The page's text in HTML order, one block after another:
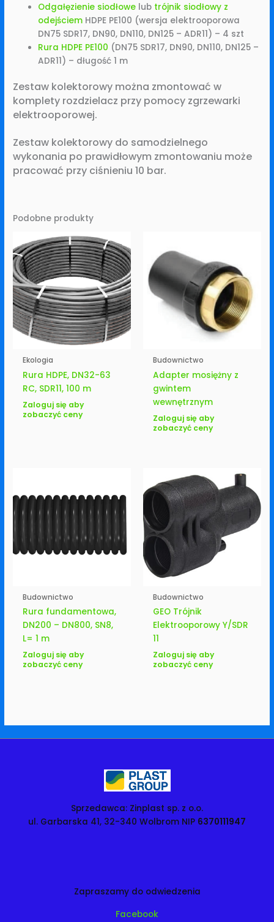
Odgałęzienie siodłowe lub trójnik siodłowy z
odejściem HDPE PE100 (wersja elektrooporowa
DN75 SDR17, DN90, DN110, DN125 – ADR11) – 4 szt
Rura HDPE PE100 (DN75 SDR17, DN90, DN110, DN125 –
ADR11) – długość 1 m
Zestaw kolektorowy można zmontować w
komplety rozdzielacz przy pomocy zgrzewarki
elektrooporowej.
Zestaw kolektorowy do samodzielnego
wykonania po prawidłowym zmontowaniu może
pracować przy ciśnieniu 10 bar.
Podobne produkty
Ekologia
Rura HDPE, DN32-63
RC, SDR11, 100 m
Zaloguj się aby
zobaczyć ceny
Budownictwo
Adapter mosiężny z
gwintem
wewnętrznym
Zaloguj się aby
zobaczyć ceny
Budownictwo
Rura fundamentowa,
DN200 – DN800, SN8,
L= 1 m
Zaloguj się aby
zobaczyć ceny
Budownictwo
GEO Trójnik
Elektrooporowy Y/SDR
11
Zaloguj się aby
zobaczyć ceny
Sprzedawca: Zinplast sp. z o.o.
ul. Garbarska 41, 32-340 Wolbrom NIP 6370111947
Zapraszamy do odwiedzenia
Facebook